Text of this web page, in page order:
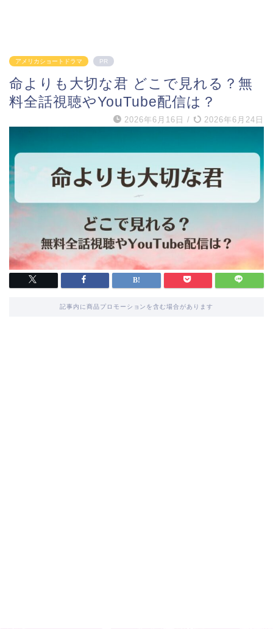
アメリカショートドラマ PR
命よりも大切な君 どこで見れる？無
料全話視聴やYouTube配信は？
2026年6月16日 / 2026年6月24日
記事内に商品プロモーションを含む場合があります